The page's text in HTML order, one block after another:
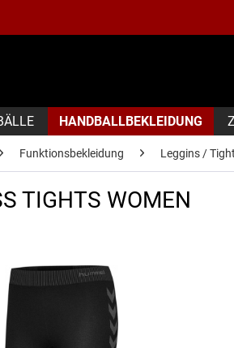
HANDBALLBEKLEIDUNG
Funktionsbekleidung Leggins /
TIGHTS WOMEN